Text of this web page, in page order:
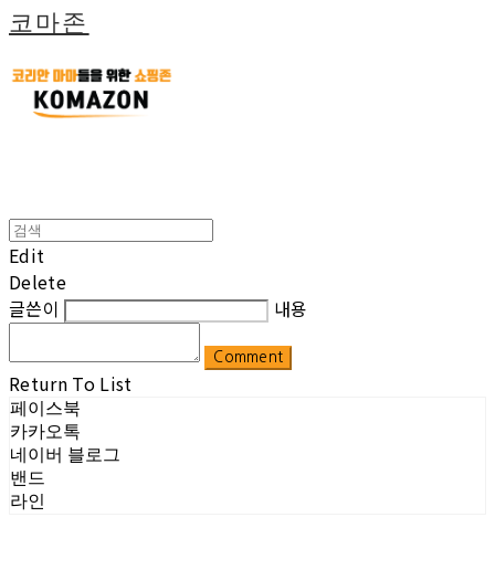
코마존
Edit
Delete
글쓴이
내용
Comment
Return To List
페이스북
카카오톡
네이버 블로그
밴드
라인